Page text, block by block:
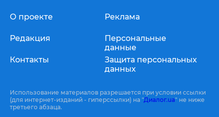
О проекте
Редакция
Контакты
Реклама
Персональные
данные
Защита персональных
данных
Использование материалов разрешается при условии ссылки
(для интернет-изданий - гиперссылки) на "Диалог.ua" не ниже
третьего абзаца.